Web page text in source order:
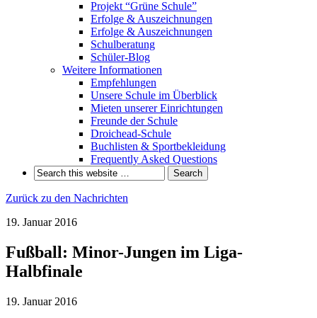
Projekt “Grüne Schule”
Erfolge & Auszeichnungen
Erfolge & Auszeichnungen
Schulberatung
Schüler-Blog
Weitere Informationen
Empfehlungen
Unsere Schule im Überblick
Mieten unserer Einrichtungen
Freunde der Schule
Droichead-Schule
Buchlisten & Sportbekleidung
Frequently Asked Questions
Zurück zu den Nachrichten
19. Januar 2016
Fußball: Minor-Jungen im Liga-
Halbfinale
19. Januar 2016